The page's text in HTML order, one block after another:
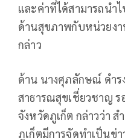
และค่าที่ได้สามารถนำ
ด้านสุขภาพกับหน่วยง
กล่าว
ด้าน นางศุภลักษณ์ ดำร
สาธารณสุขเชี่ยวชาญ
จังหวัดภูเก็ต กล่าวว่า
ภูเก็ตมีการจัดทำเป็นข่